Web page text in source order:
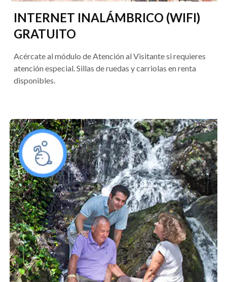
INTERNET INALÁMBRICO (WIFI)
GRATUITO
Acércate al módulo de Atención al Visitante si requieres
atención especial. Sillas de ruedas y carriolas en renta
disponibles.